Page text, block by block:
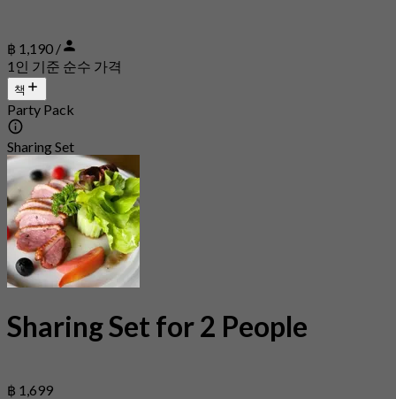
฿ 1,190 /
1인 기준 순수 가격
책
Party Pack
Sharing Set
Sharing Set for 2 People
฿ 1,699